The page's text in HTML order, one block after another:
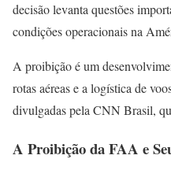
decisão levanta questões
condições operacionais na
A proibição é um
rotas aéreas e a logística de
divulgadas pela CNN Brasil,
A Proibição da FAA e